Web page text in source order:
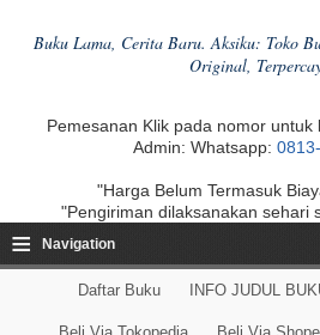
Buku Lama, Cerita Baru. Aksiku: Toko
Original,
Pemesanan Klik pada nomor untuk
Admin: Whatsapp:
"Harga Belum Termasuk
"Pengiriman dilaksanakan sehari
≡ Navigation
Daftar Buku INFO JUDUL